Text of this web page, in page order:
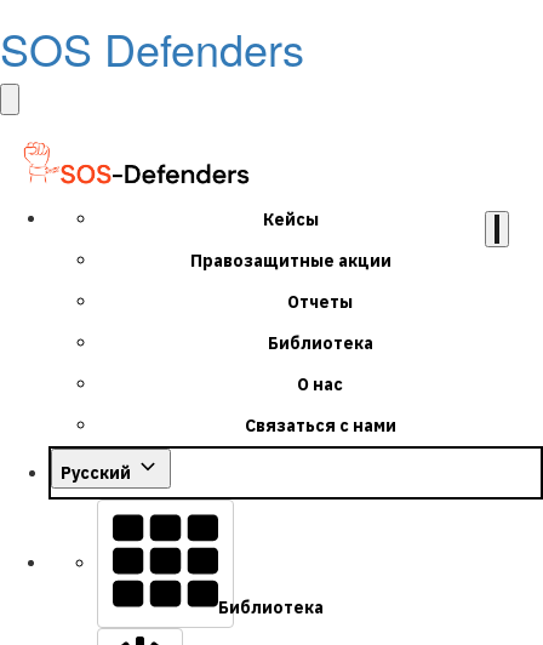
SOS Defenders
Кейсы
Правозащитные акции
Отчеты
Библиотека
О нас
Связаться с нами
Русский
Библиотека